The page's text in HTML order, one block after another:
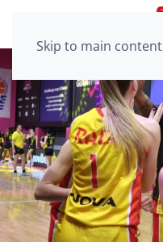
Skip to main content